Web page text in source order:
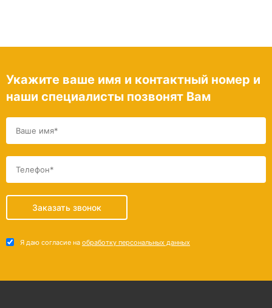
Укажите ваше имя и контактный номер и
наши специалисты позвонят Вам
Заказать звонок
Я даю согласие на обработку персональных данных